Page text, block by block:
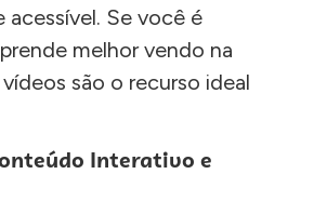
acessível. Se você é
melhor vendo na
são o recurso ideal
Interativo e